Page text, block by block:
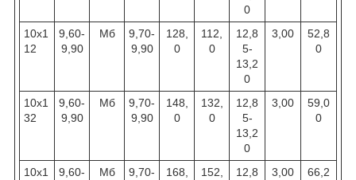
0
10x1
12
9,60-
9,90
Мб
9,70-
9,90
128,
0
112,
0
12,8
5-
13,2
0
3,00
52,8
0
10x1
32
9,60-
9,90
Мб
9,70-
9,90
148,
0
132,
0
12,8
5-
13,2
0
3,00
59,0
0
10x1
9,60-
Мб
9,70-
168,
152,
12,8
3,00
66,2